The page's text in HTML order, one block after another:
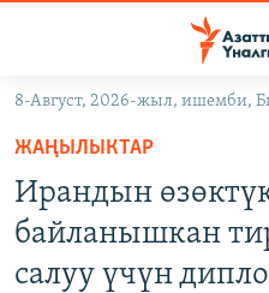
Навигацияга
өтүңүз
Издөөгө
салыңызКЫРГЫЗСТАН
ДҮЙНӨ
8-Август, 2026-жыл, ишемби,
ЖАҢЫЛЫКТАР
Ирандын
байланышкан
салуу үчүн